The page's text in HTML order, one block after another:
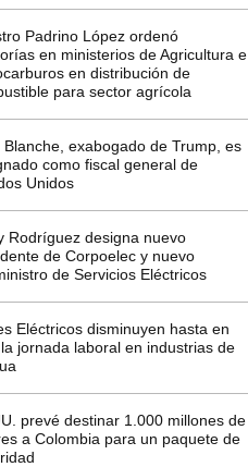
Padrino López ordenó
en ministerios de Agricultura e
en distribución de
para sector agrícola
Blanche, exabogado de Trump, es
como fiscal general de
Unidos
Rodríguez designa nuevo
de Corpoelec y nuevo
de Servicios Eléctricos
Eléctricos disminuyen hasta en
jornada laboral en industrias de
prevé destinar 1.000 millones de
a Colombia para un paquete de